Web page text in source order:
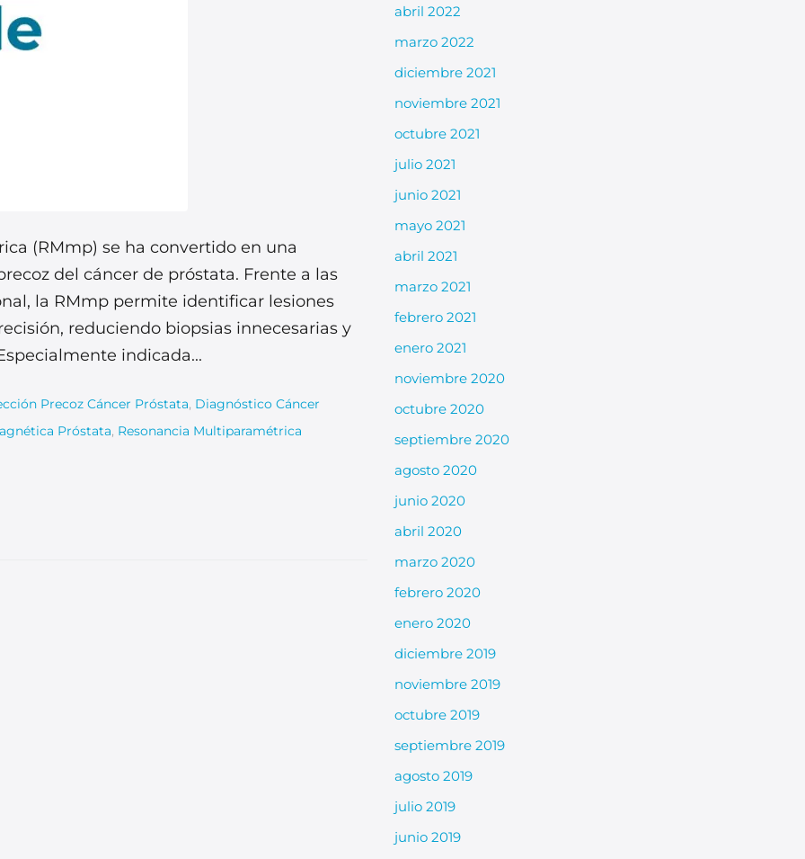
(RMmp) se ha convertido en una
del cáncer de próstata. Frente a las
la RMmp permite identificar lesiones
reduciendo biopsias innecesarias y
indicada...
Precoz Cáncer Próstata, Diagnóstico Cáncer
Próstata, Resonancia Multiparamétrica
abril 2022
marzo 2022
diciembre 2021
noviembre 2021
octubre 2021
julio 2021
junio 2021
mayo 2021
abril 2021
marzo 2021
febrero 2021
enero 2021
noviembre 2020
octubre 2020
septiembre 2020
agosto 2020
junio 2020
abril 2020
marzo 2020
febrero 2020
enero 2020
diciembre 2019
noviembre 2019
octubre 2019
septiembre 2019
agosto 2019
julio 2019
junio 2019